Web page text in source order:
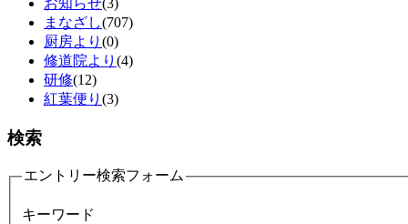
お知らせ(3)
まなざし(707)
厨房より (0)
修道院より (4)
研修(12)
紅葉便り (3)
検索
エントリー検索フォーム
キーワード